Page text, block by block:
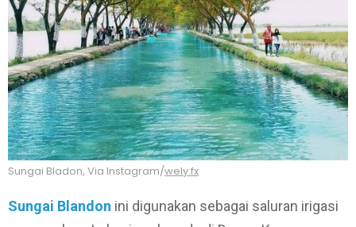
Sungai Bladon, Via Instagram/wely.fx
Sungai Blandon ini digunakan sebagai saluran irigasi